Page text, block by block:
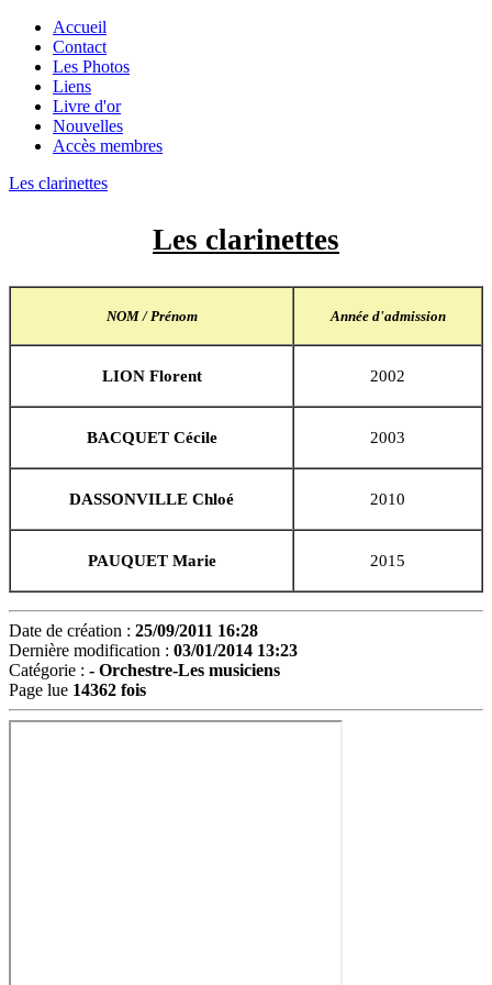
Accueil
Contact
Les Photos
Liens
Livre d'or
Nouvelles
Accès membres
Les clarinettes
Les clarinettes
NOM / Prénom Année d'admission
LION Florent 2002
BACQUET Cécile 2003
DASSONVILLE Chloé 2010
PAUQUET Marie 2015
Date de création : 25/09/2011 16:28
Dernière modification : 03/01/2014 13:23
Catégorie : - Orchestre-Les musiciens
Page lue 14362 fois